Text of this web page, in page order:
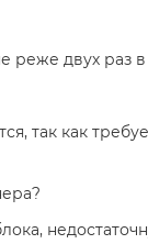
двух раз
так как